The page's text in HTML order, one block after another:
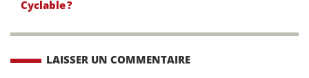
Cyclable ?
LAISSER UN COMMENTAIRE